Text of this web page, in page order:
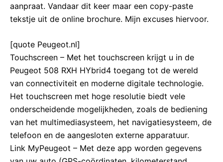
aanpraat. Vandaar dit keer maar een copy-paste
tekstje uit de online brochure. Mijn excuses hiervoor.
[quote Peugeot.nl]
Touchscreen – Met het touchscreen krijgt u in de
Peugeot 508 RXH HYbrid4 toegang tot de wereld
van connectiviteit en moderne digitale technologie.
Het touchscreen met hoge resolutie biedt vele
onderscheidende mogelijkheden, zoals de bediening
van het multimediasysteem, het navigatiesysteem, de
telefoon en de aangesloten externe apparatuur.
Link MyPeugeot – Met deze app worden gegevens